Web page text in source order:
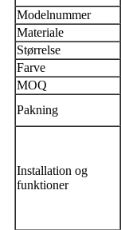
Modelnummer
Materiale
Størrelse
Farve
MOQ
Pakning
Installation og
funktioner